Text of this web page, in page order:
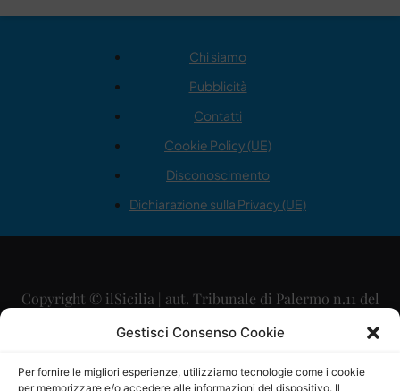
Gestisci Consenso Cookie
Per fornire le migliori esperienze, utilizziamo tecnologie come i cookie
per memorizzare e/o accedere alle informazioni del dispositivo. Il
Chi siamo
Pubblicità
Contatti
Cookie Policy (UE)
Disconoscimento
Dichiarazione sulla Privacy (UE)
Copyright © ilSicilia | aut. Tribunale di Palermo n.11 del
29/09/2015